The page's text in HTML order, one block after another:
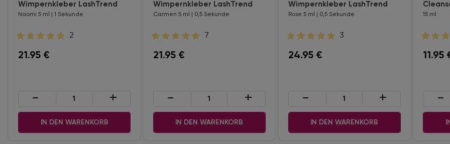
Wimpernkleber LashTrend
Naomi 5 ml | 1 Sekunde
2
21.95 €
- +
IN DEN WARENKORB
Wimpernkleber LashTrend
Carmen 5 ml | 0,5 Sekunde
7
21.95€
- +
IN DEN WARENKORB
Wimpernkleber LashTrend
Rose 5 ml | 0,5 Sekunde
3
24.95€
- +
IN DEN WARENKORB
15 ml
11.95
-